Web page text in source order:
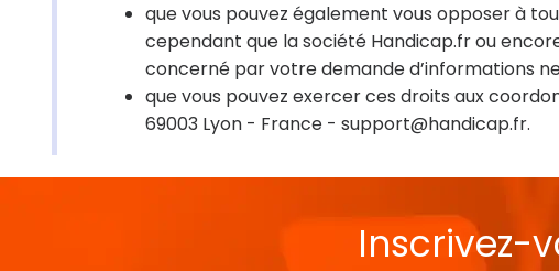
que vous pouvez également vous opposer à
cependant que la société Handicap.fr ou
concerné par votre demande d’informations
que vous pouvez exercer ces droits aux
69003 Lyon - France - support@handicap.fr.
Inscrivez-